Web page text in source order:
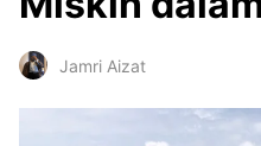
Jamri Aizat